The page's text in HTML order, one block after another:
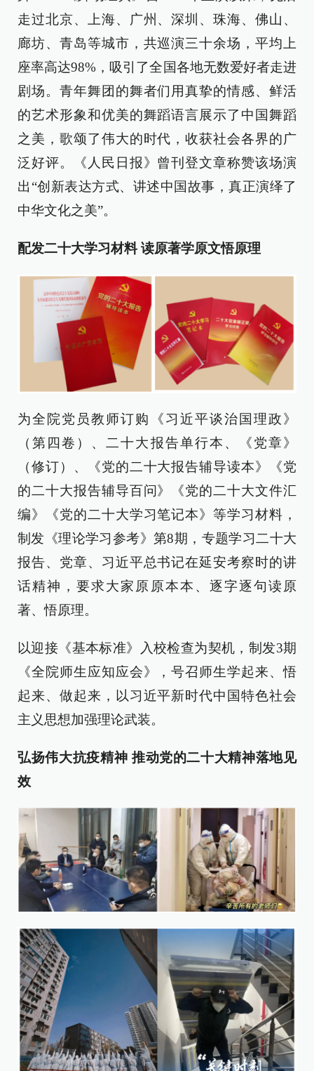
走过北京、上海、广州、深圳、珠海、佛山、
廊坊、青岛等城市，共巡演三十余场，平均上
座率高达98%，吸引了全国各地无数爱好者走进
剧场。青年舞团的舞者们用真挚的情感、鲜活
的艺术形象和优美的舞蹈语言展示了中国舞蹈
之美，歌颂了伟大的时代，收获社会各界的广
泛好评。《人民日报》曾刊登文章称赞该场演
出“创新表达方式、讲述中国故事，真正演绎了
中华文化之美”。
配发二十大学习材料 读原著学原文悟原理
为全院党员教师订购《习近平谈治国理政》
（第四卷）、二十大报告单行本、《党章》
（修订）、《党的二十大报告辅导读本》《党
的二十大报告辅导百问》《党的二十大文件汇
编》《党的二十大学习笔记本》等学习材料，
制发《理论学习参考》第8期，专题学习二十大
报告、党章、习近平总书记在延安考察时的讲
话精神，要求大家原原本本、逐字逐句读原
著、悟原理。
以迎接《基本标准》入校检查为契机，制发3期
《全院师生应知应会》，号召师生学起来、悟
起来、做起来，以习近平新时代中国特色社会
主义思想加强理论武装。
弘扬伟大抗疫精神 推动党的二十大精神落地见
效